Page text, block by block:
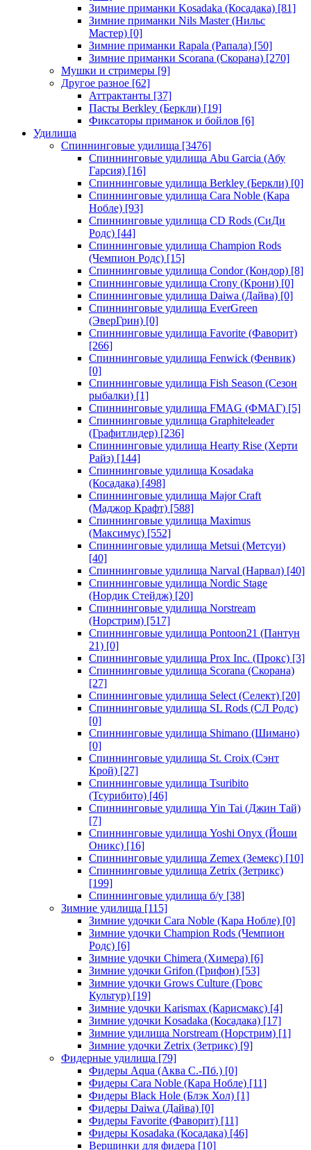
Зимние приманки Kosadaka (Косадака) [81]
Зимние приманки Nils Master (Нильс
Мастер) [0]
Зимние приманки Rapala (Рапала) [50]
Зимние приманки Scorana (Скорана) [270]
Мушки и стримеры [9]
Другое разное [62]
Аттрактанты [37]
Пасты Berkley (Беркли) [19]
Фиксаторы приманок и бойлов [6]
Удилища
Спиннинговые удилища [3476]
Спиннинговые удилища Abu Garcia (Абу
Гарсия) [16]
Спиннинговые удилища Berkley (Беркли) [0]
Спиннинговые удилища Cara Noble (Кара
Нобле) [93]
Спиннинговые удилища CD Rods (СиДи
Родс) [44]
Спиннинговые удилища Champion Rods
(Чемпион Родс) [15]
Спиннинговые удилища Condor (Кондор) [8]
Спиннинговые удилища Crony (Крони) [0]
Спиннинговые удилища Daiwa (Дайва) [0]
Спиннинговые удилища EverGreen
(ЭверГрин) [0]
Спиннинговые удилища Favorite (Фаворит)
[266]
Спиннинговые удилища Fenwick (Фенвик)
[0]
Спиннинговые удилища Fish Season (Сезон
рыбалки) [1]
Спиннинговые удилища FMAG (ФМАГ) [5]
Спиннинговые удилища Graphiteleader
(Графитлидер) [236]
Спиннинговые удилища Hearty Rise (Херти
Райз) [144]
Спиннинговые удилища Kosadaka
(Косадака) [498]
Спиннинговые удилища Major Craft
(Маджор Крафт) [588]
Спиннинговые удилища Maximus
(Максимус) [552]
Спиннинговые удилища Metsui (Метсуи)
[40]
Спиннинговые удилища Narval (Нарвал) [40]
Спиннинговые удилища Nordic Stage
(Нордик Стейдж) [20]
Спиннинговые удилища Norstream
(Норстрим) [517]
Спиннинговые удилища Pontoon21 (Пантун
21) [0]
Спиннинговые удилища Prox Inc. (Прокс) [3]
Спиннинговые удилища Scorana (Скорана)
[27]
Спиннинговые удилища Select (Селект) [20]
Спиннинговые удилища SL Rods (СЛ Родс)
[0]
Спиннинговые удилища Shimano (Шимано)
[0]
Спиннинговые удилища St. Croix (Сэнт
Крой) [27]
Спиннинговые удилища Tsuribito
(Тсурибито) [46]
Спиннинговые удилища Yin Tai (Джин Тай)
[7]
Спиннинговые удилища Yoshi Onyx (Йоши
Оникс) [16]
Спиннинговые удилища Zemex (Земекс) [10]
Спиннинговые удилища Zetrix (Зетрикс)
[199]
Спиннинговые удилища б/у [38]
Зимние удилища [115]
Зимние удочки Cara Noble (Кара Нобле) [0]
Зимние удочки Champion Rods (Чемпион
Родс) [6]
Зимние удочки Chimera (Химера) [6]
Зимние удочки Grifon (Грифон) [53]
Зимние удочки Grows Culture (Гровс
Культур) [19]
Зимние удочки Karismax (Карисмакс) [4]
Зимние удочки Kosadaka (Косадака) [17]
Зимние удилища Norstream (Норстрим) [1]
Зимние удочки Zetrix (Зетрикс) [9]
Фидерные удилища [79]
Фидеры Aqua (Аква С.-Пб.) [0]
Фидеры Cara Noble (Кара Нобле) [11]
Фидеры Black Hole (Блэк Хол) [1]
Фидеры Daiwa (Дайва) [0]
Фидеры Favorite (Фаворит) [11]
Фидеры Kosadaka (Косадака) [46]
Вершинки для фидера [10]